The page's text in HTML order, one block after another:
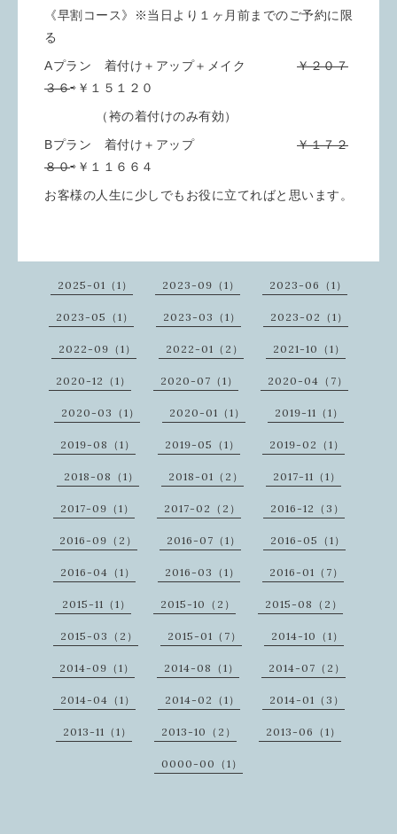
《早割コース》※当日より１ヶ月前までのご予約に限
る
Aプラン 着付け＋アップ＋メイク ￥２０７
３６⇨￥１５１２０
（袴の着付けのみ有効）
Bプラン 着付け＋アップ ￥１７２
８０⇨￥１１６６４
お客様の人生に少しでもお役に立てればと思います。
2025-01（1） 2023-09（1） 2023-06（1）
2023-05（1） 2023-03（1） 2023-02（1）
2022-09（1） 2022-01（2） 2021-10（1）
2020-12（1） 2020-07（1） 2020-04（7）
2020-03（1） 2020-01（1） 2019-11（1）
2019-08（1） 2019-05（1） 2019-02（1）
2018-08（1） 2018-01（2） 2017-11（1）
2017-09（1） 2017-02（2） 2016-12（3）
2016-09（2） 2016-07（1） 2016-05（1）
2016-04（1） 2016-03（1） 2016-01（7）
2015-11（1） 2015-10（2） 2015-08（2）
2015-03（2） 2015-01（7） 2014-10（1）
2014-09（1） 2014-08（1） 2014-07（2）
2014-04（1） 2014-02（1） 2014-01（3）
2013-11（1） 2013-10（2） 2013-06（1）
0000-00（1）